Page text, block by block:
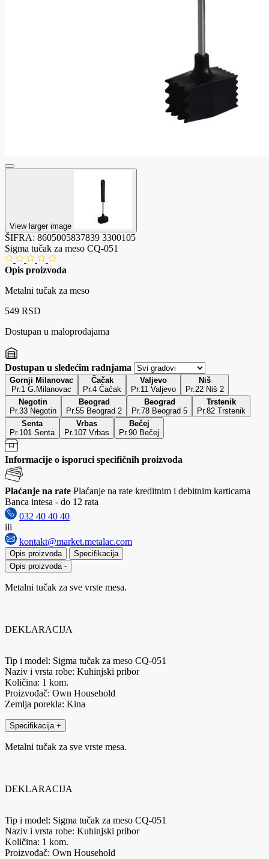
View larger image
ŠIFRA: 8605005837839 3300105
Sigma tučak za meso CQ-051
Opis proizvoda
Metalni tučak za meso
549 RSD
Dostupan u maloprodajama
Dostupan u sledećim radnjama
Gornji Milanovac
Pr.1 G.Milanovac
Čačak
Pr.4 Čačak
Valjevo
Pr.11 Valjevo
Niš
Pr.22 Niš 2
Negotin
Pr.33 Negotin
Beograd
Pr.55 Beograd 2
Beograd
Pr.78 Beograd 5
Trstenik
Pr.82 Trstenik
Senta
Pr.101 Senta
Vrbas
Pr.107 Vrbas
Bečej
Pr.90 Bečej
Informacije o isporuci specifičnih proizvoda
Plaćanje na rate Plaćanje na rate kreditnim i debitnim karticama
Banca intesa - do 12 rata
032 40 40 40
ili
kontakt@market.metalac.com
Opis proizvoda
Specifikacija
Opis proizvoda -
Metalni tučak za sve vrste mesa.
DEKLARACIJA
Tip i model: Sigma tučak za meso CQ-051
Naziv i vrsta robe: Kuhinjski pribor
Količina: 1 kom.
Proizvođač: Own Household
Zemlja porekla: Kina
Specifikacija +
Metalni tučak za sve vrste mesa.
DEKLARACIJA
Tip i model: Sigma tučak za meso CQ-051
Naziv i vrsta robe: Kuhinjski pribor
Količina: 1 kom.
Proizvođač: Own Household